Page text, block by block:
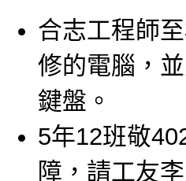
合志工程師
修的電腦，
鍵盤。
5年12班敬
障，請工友